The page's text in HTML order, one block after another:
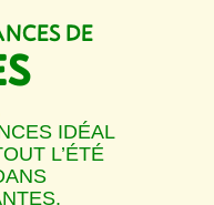
DE
IDÉAL
L’ÉTÉ